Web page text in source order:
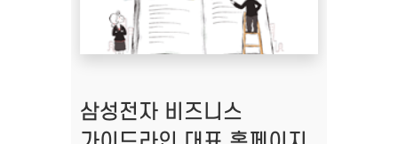
삼성전자 비즈니스